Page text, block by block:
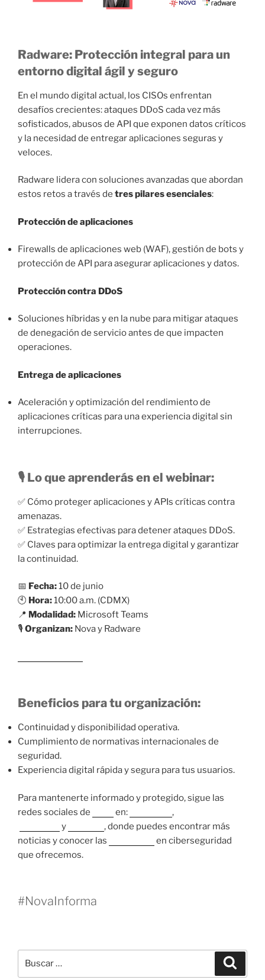
Radware: Protección integral para un
entorno digital ágil y seguro
En el mundo digital actual, los CISOs enfrentan
desafíos crecientes: ataques DDoS cada vez más
sofisticados, abusos de API que exponen datos críticos
y la necesidad de entregar aplicaciones seguras y
veloces.
Radware lidera con soluciones avanzadas que abordan
estos retos a través de tres pilares esenciales:
Protección de aplicaciones
Firewalls de aplicaciones web (WAF), gestión de bots y
protección de API para asegurar aplicaciones y datos.
Protección contra DDoS
Soluciones híbridas y en la nube para mitigar ataques
de denegación de servicio antes de que impacten
operaciones.
Entrega de aplicaciones
Aceleración y optimización del rendimiento de
aplicaciones críticas para una experiencia digital sin
interrupciones.
🎙️ Lo que aprenderás en el webinar:
✅ Cómo proteger aplicaciones y APIs críticas contra
amenazas.
✅ Estrategias efectivas para detener ataques DDoS.
✅ Claves para optimizar la entrega digital y garantizar
la continuidad.
📅 Fecha:10 de junio
🕙 Hora:10:00 a.m. (CDMX)
📍 Modalidad: Microsoft Teams
🎙️Organizan: Nova y Radware
Beneficios para tu organización:
Continuidad y disponibilidad operativa.
Cumplimiento de normativas internacionales de
seguridad.
Experiencia digital rápida y segura para tus usuarios.
Para mantenerte informado y protegido, sigue las
redes sociales de
en:
,
y
, donde puedes encontrar más
noticias y conocer las
en ciberseguridad
que ofrecemos.
#NovaInforma